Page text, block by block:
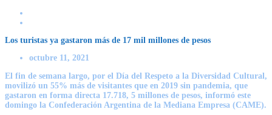
Los turistas ya gastaron más de 17 mil millones de pesos
octubre 11, 2021
El fin de semana largo, por el Día del Respeto a la Diversidad Cultural,
movilizó un 55% más de visitantes que en 2019 sin pandemia, que
gastaron en forma directa 17.718, 5 millones de pesos, informó este
domingo la Confederación Argentina de la Mediana Empresa (CAME).